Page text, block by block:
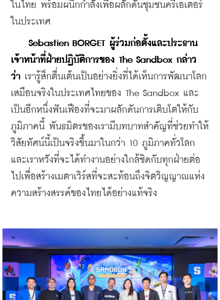
ในไทย พร้อมผนึกกำลังเพื่อผลักดันชุมชนครีเอเตอร์
ในประเทศ
Sebastien BORGET ผู้ร่วมก่อตั้งและประธาน
เจ้าหน้าที่ฝ่ายปฏิบัติการของ The Sandbox กล่าว
ว่า เรารู้สึกตื่นเต้นเป็นอย่างยิ่งที่ได้เห็นการพัฒนาโลก
เสมือนจริงในประเทศไทยของ The Sandbox และ
เป็นอีกหนึ่งฟันเฟืองที่จะมาผลักดันการเติบโตให้กับ
ภูมิภาคนี้ พันธมิตรของเรามีบทบาทสำคัญที่ช่วยทำให้
วิสัยทัศน์นี้เป็นจริงขึ้นมาในกว่า 10 ภูมิภาคทั่วโลก
และเราหวังที่จะได้ทำงานอย่างใกล้ชิดกับทุกฝ่ายต่อ
ไปเพื่อสร้างเมตาเวิร์สที่จะสะท้อนถึงจิตวิญญาณแห่ง
ความสร้างสรรค์ของไทยได้อย่างแท้จริง